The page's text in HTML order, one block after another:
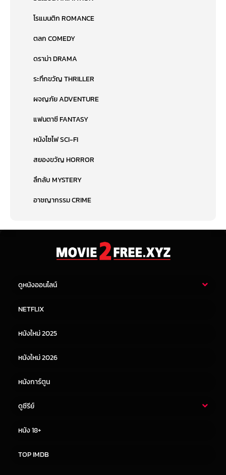
โรแมนติก ROMANCE
ตลก COMEDY
ดราม่า DRAMA
ระทึกขวัญ THRILLER
ผจญภัย ADVENTURE
แฟนตาซี FANTASY
หนังไซไฟ SCI-FI
สยองขวัญ HORROR
ลึกลับ MYSTERY
อาชญากรรม CRIME
ดูหนังออนไลน์
หนังจีน
NETFLIX
หนังใหม่ 2025
หนังใหม่ 2026
หนังการ์ตูน
ดูซีรีย์
หนัง 18+
TOP IMDB